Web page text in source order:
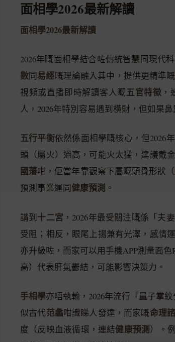
面相學2026最新解讀
面相學2026最新解讀
2026年嘅面相學結合咗傳統智慧同現代
數同易經嘅理論融入其中，提供更精準嘅
視頻或直播即時解讀客人嘅五官特徵
人，2026年特別容易遇到橫財，但如果
五行平衡依然係面相學嘅核心，但2026
頭（屬火）過高，可能火太猛，建議戴
國藩咁，佢當年靠觀察下屬嘅頭骨形狀（
預測事業運同健康預測 。
講到十二宮 ，2026年最受關注嘅係「夫
受阻；相反，眼尾上揚兼有光澤，感情
亦升級咗，而家可以用手機APP測量面色
高）代表肝氣鬱結，可能影響決策力。
手相學亦唔執輸，2026年流行「量子掌
似古代范蠡咁識睇人發達，而家嘅命理
度（反映血液循環，連結健康預測）。